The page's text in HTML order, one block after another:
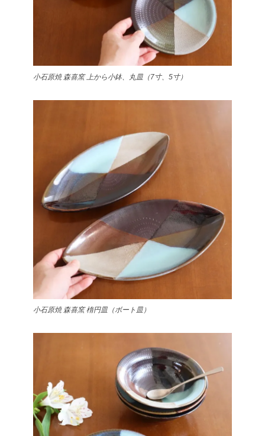
小石原焼 森喜窯 上から小鉢、丸皿（7寸、5寸）
小石原焼 森喜窯 楕円皿（ボート皿）